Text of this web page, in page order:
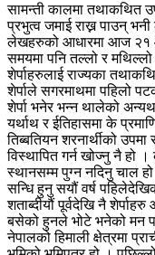
सामन्ती कालमा तथाकथित
प्रभुत्व जमाई राख्न पाउन्
लेखहरुको आधारमा आज २१ औं
समयमा पनि तल्लो र
शेर्पाहरुलाई राज्यका
शेर्पाले सगरमाथमा पहिलो
शेर्पा भनेर भन्न थालेको
यर्थाथ र ईतिहासमा के
तिब्बतियन शरनार्थीको
विस्थापित गर्न खोज्नु नै हो
स्थानसम्म पुग्न नदिनु चाल
सन्धि हुनु सयौं वर्ष
शताब्दीयौं पूर्वदेखि नै
बसेको हुनले भोटे भनेको मन
नेपालको हिमाली क्षेत्रमा